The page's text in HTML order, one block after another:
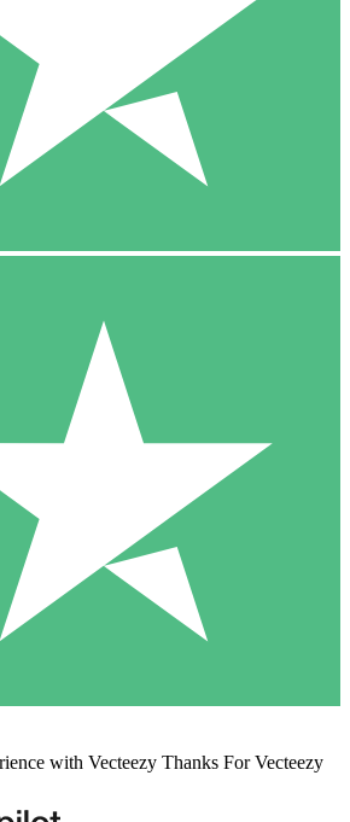
with Vecteezy Thanks For Vecteezy